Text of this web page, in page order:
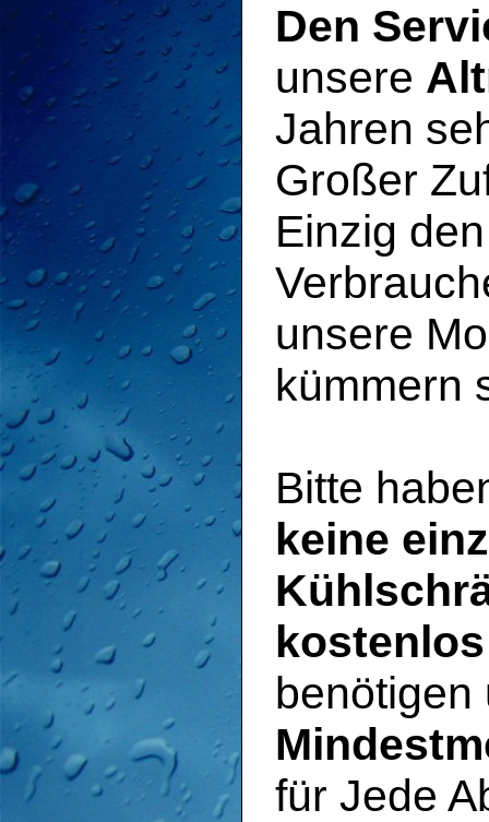
Den
unsere
Jahren
Großer
Einzig
unsere
kümmern
Bitte
keine
kostenlos
für Jede